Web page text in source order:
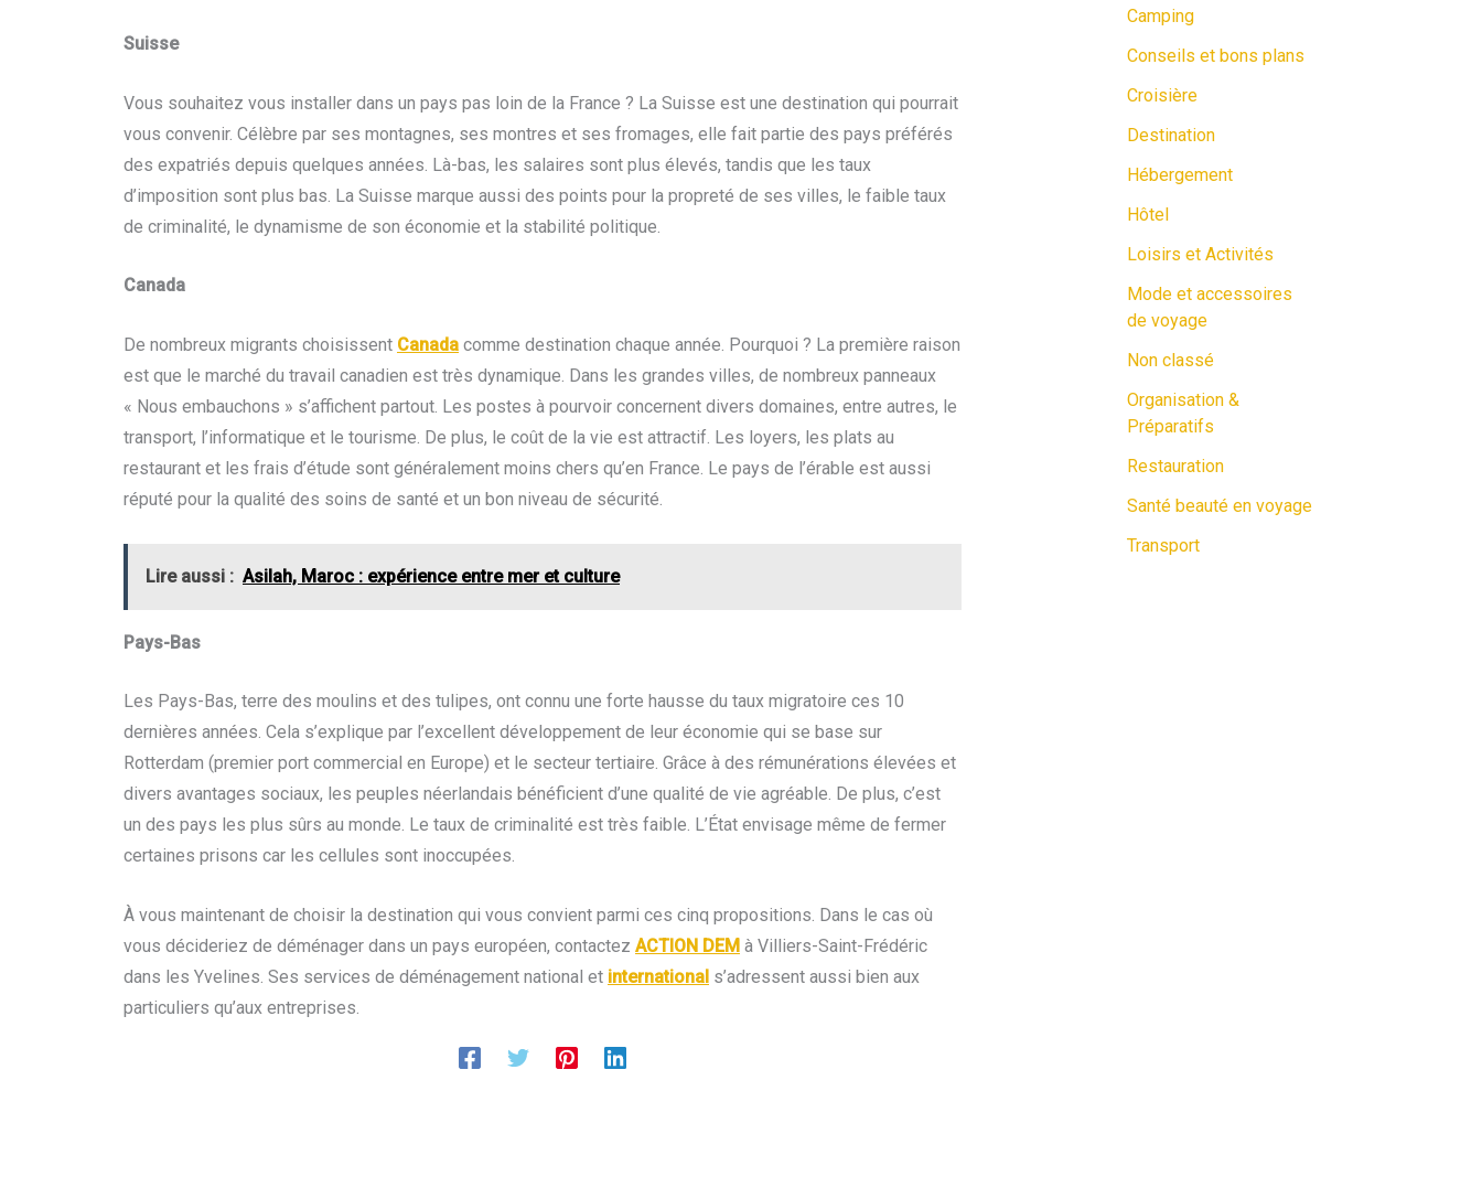
Suisse
Vous souhaitez vous installer dans un pays pas loin de la France ? La Suisse est une destination qui pourrait
vous convenir. Célèbre par ses montagnes, ses montres et ses fromages, elle fait partie des pays préférés
des expatriés depuis quelques années. Là-bas, les salaires sont plus élevés, tandis que les taux
d’imposition sont plus bas. La Suisse marque aussi des points pour la propreté de ses villes, le faible taux
de criminalité, le dynamisme de son économie et la stabilité politique.
Canada
De nombreux migrants choisissent Canada comme destination chaque année. Pourquoi ? La première raison
est que le marché du travail canadien est très dynamique. Dans les grandes villes, de nombreux panneaux
« Nous embauchons » s’affichent partout. Les postes à pourvoir concernent divers domaines, entre autres, le
transport, l’informatique et le tourisme. De plus, le coût de la vie est attractif. Les loyers, les plats au
restaurant et les frais d’étude sont généralement moins chers qu’en France. Le pays de l’érable est aussi
réputé pour la qualité des soins de santé et un bon niveau de sécurité.
Lire aussi : Asilah, Maroc : expérience entre mer et culture
Pays-Bas
Les Pays-Bas, terre des moulins et des tulipes, ont connu une forte hausse du taux migratoire ces 10
dernières années. Cela s’explique par l’excellent développement de leur économie qui se base sur
Rotterdam (premier port commercial en Europe) et le secteur tertiaire. Grâce à des rémunérations élevées et
divers avantages sociaux, les peuples néerlandais bénéficient d’une qualité de vie agréable. De plus, c’est
un des pays les plus sûrs au monde. Le taux de criminalité est très faible. L’État envisage même de fermer
certaines prisons car les cellules sont inoccupées.
À vous maintenant de choisir la destination qui vous convient parmi ces cinq propositions. Dans le cas où
vous décideriez de déménager dans un pays européen, contactez ACTION DEM à Villiers-Saint-Frédéric
dans les Yvelines. Ses services de déménagement national et international s’adressent aussi bien aux
particuliers qu’aux entreprises.
Camping
Conseils et bons plans
Croisière
Destination
Hébergement
Hôtel
Loisirs et Activités
Mode et accessoires
de voyage
Non classé
Organisation &
Préparatifs
Restauration
Santé beauté en voyage
Transport